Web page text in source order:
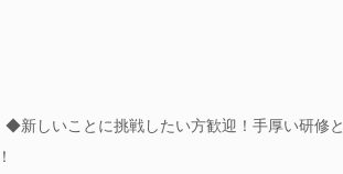
◆新しいことに挑戦したい方歓迎！手厚い研修